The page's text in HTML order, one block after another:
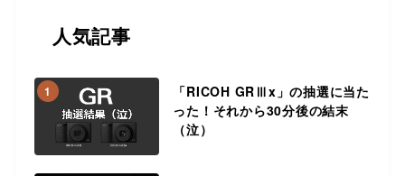
人気記事
1
「RICOH GRⅢx」の抽選に当た
った！それから30分後の結末
（泣）